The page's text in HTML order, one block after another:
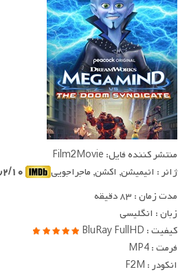
منتشر کننده فایل: Film2Movie
ژانر : انیمیشن, اکشن, ماجراجویی
مدت زمان : ۸۳ دقیقه
زبان : انگلیسی
کیفیت : BluRay FullHD
فرمت : MP4
انکودر : F2M